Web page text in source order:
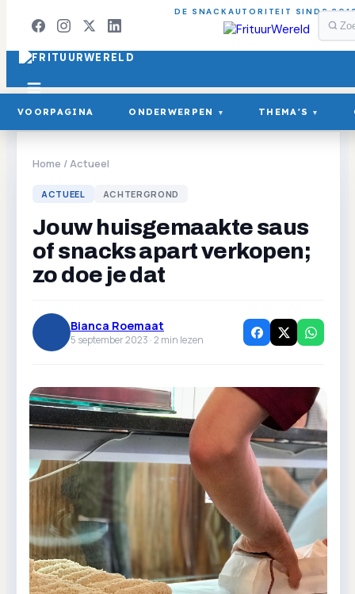
DE SNACKAUTORITEIT SINDS
VOORPAGINA ONDERWERPEN ▾ THEMA'S ▾
Home /Actueel
ACTUEEL ACHTERGROND
Jouw huisgemaakte saus
of snacks apart verkopen;
zo doe je dat
Bianca Roemaat
5 september 2023 ·2 min lezen